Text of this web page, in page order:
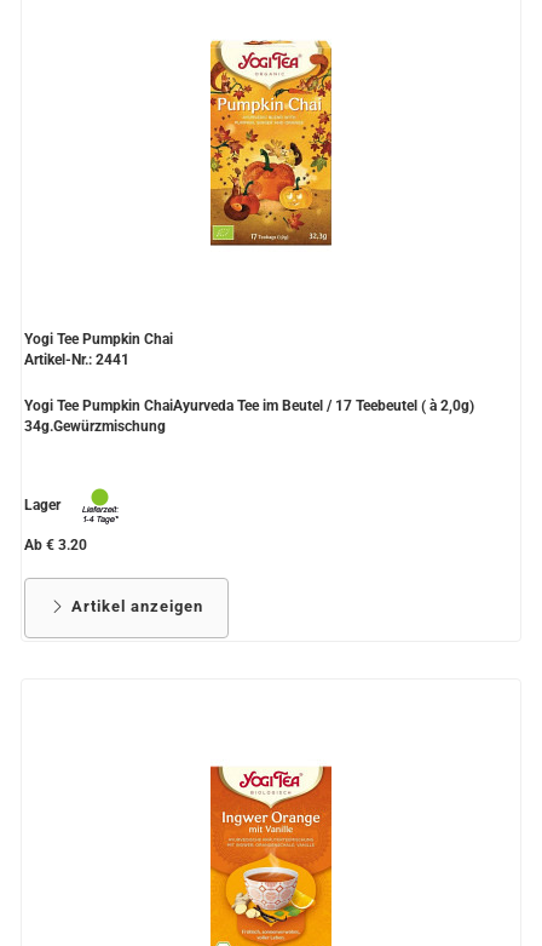
Yogi Tee Pumpkin Chai
Artikel-Nr.: 2441
Yogi Tee Pumpkin ChaiAyurveda Tee im Beutel / 17 Teebeutel ( à 2,0g)
34g.Gewürzmischung
Lager
Ab € 3.20
Artikel anzeigen